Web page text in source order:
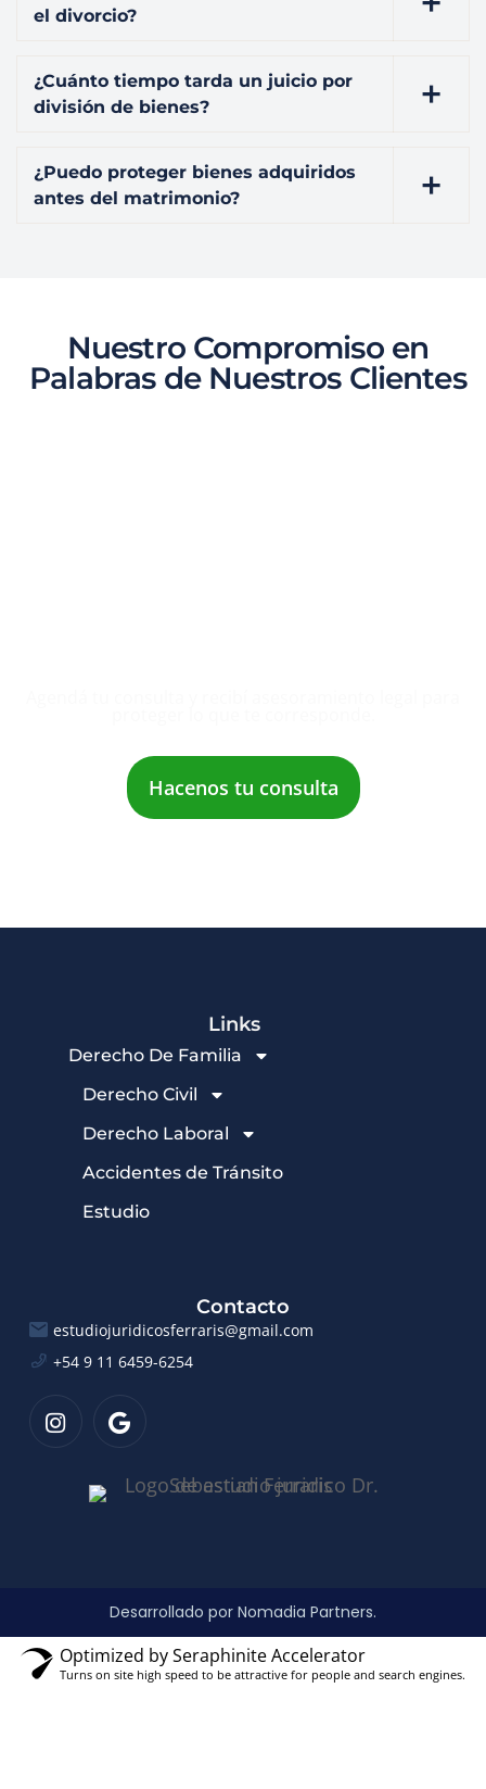
el divorcio?
¿Cuánto tiempo tarda un juicio por
división de bienes?
¿Puedo proteger bienes adquiridos
antes del matrimonio?
Nuestro Compromiso en
Palabras de Nuestros Clientes
Hacenos tu consulta
Links
Derecho De Familia
Derecho Civil
Derecho Laboral
Accidentes de Tránsito
Estudio
Contacto
estudiojuridicosferraris@gmail.com
+54 9 11 6459-6254
Desarrollado por Nomadia Partners.
Optimized by Seraphinite Accelerator
Turns on site high speed to be attractive for people and search engines.